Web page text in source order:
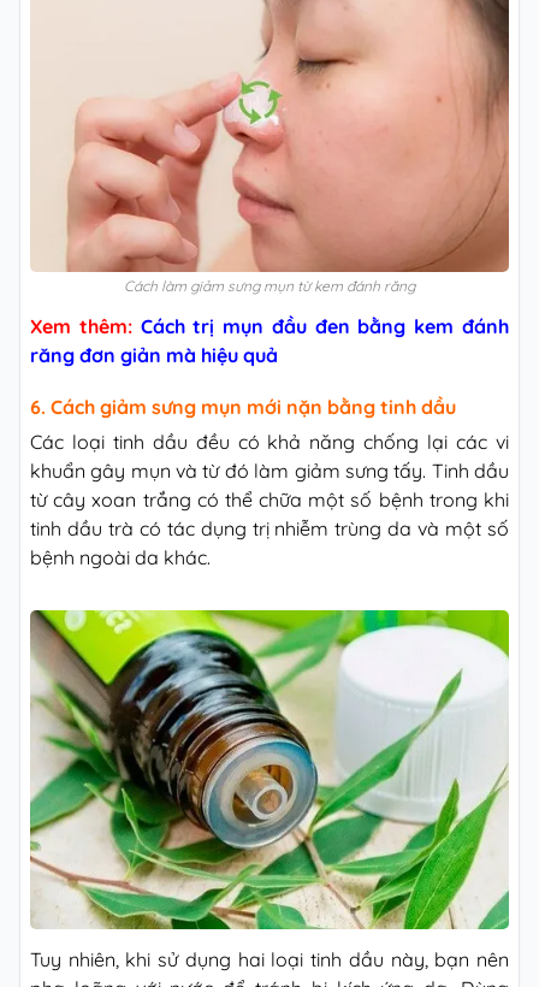
Cách làm giảm sưng mụn từ kem đánh răng
Xem thêm: Cách trị mụn đầu đen bằng kem đánh
răng đơn giản mà hiệu quả
6. Cách giảm sưng mụn mới nặn bằng tinh dầu
Các loại tinh dầu đều có khả năng chống lại các vi
khuẩn gây mụn và từ đó làm giảm sưng tấy. Tinh dầu
từ cây xoan trắng có thể chữa một số bệnh trong khi
tinh dầu trà có tác dụng trị nhiễm trùng da và một số
bệnh ngoài da khác.
Tuy nhiên, khi sử dụng hai loại tinh dầu này, bạn nên